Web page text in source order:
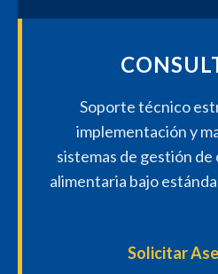
Soporte técnico
implementación y
sistemas de gestión de
alimentaria bajo
Solicitar